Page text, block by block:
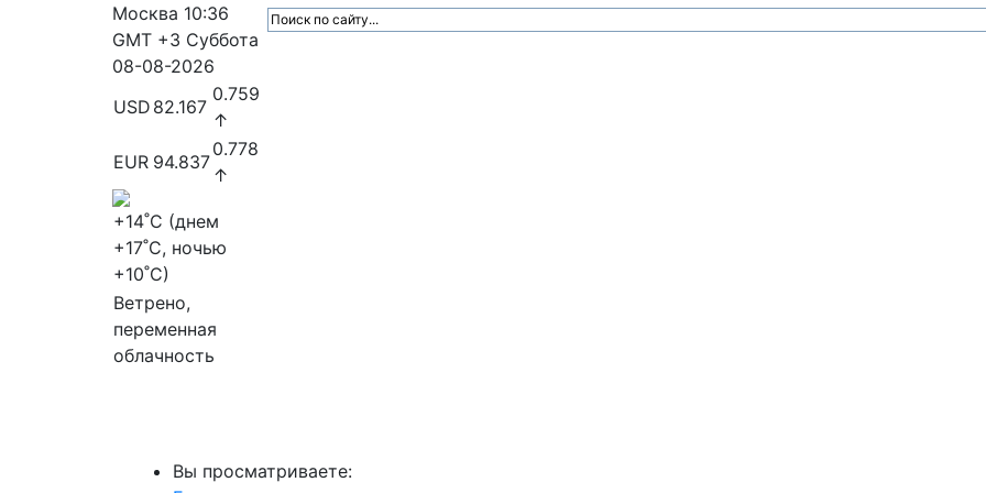
Москва 10:36
GMT +3 Суббота
08-08-2026
USD 82.167
0.759
↑
EUR 94.837
0.778
↑
+14˚C (днем
+17˚C, ночью
+10˚C)
Ветрено,
переменная
облачность
Вы просматриваете: